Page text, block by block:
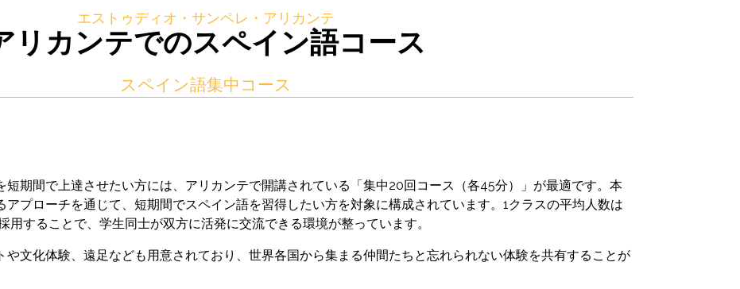
エストゥディオ・サンペレ・アリカンテ
リカンテでのスペイン語コース
スペイン語集中コース
期間で上達させたい方には、アリカンテで開講されている「集中20回コース（各45分）」が最適です。本
プローチを通じて、短期間でスペイン語を習得したい方を対象に構成されています。1クラスの平均人数は
することで、学生同士が双方に活発に交流できる環境が整っています。
文化体験、遠足なども用意されており、世界各国から集まる仲間たちと忘れられない体験を共有することが